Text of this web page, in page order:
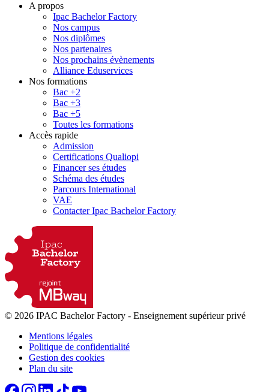
A propos
Ipac Bachelor Factory
Nos campus
Nos diplômes
Nos partenaires
Nos prochains évènements
Alliance Eduservices
Nos formations
Bac +2
Bac +3
Bac +5
Toutes les formations
Accès rapide
Admission
Certifications Qualiopi
Financer ses études
Schéma des études
Parcours International
VAE
Contacter Ipac Bachelor Factory
© 2026 IPAC Bachelor Factory - Enseignement supérieur privé
Mentions légales
Politique de confidentialité
Gestion des cookies
Plan du site